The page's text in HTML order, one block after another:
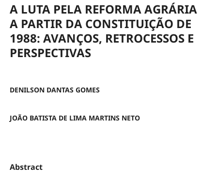
A LUTA PELA REFORMA AGRÁRIA
A PARTIR DA CONSTITUIÇÃO DE
1988: AVANÇOS, RETROCESSOS E
PERSPECTIVAS
DENILSON DANTAS GOMES
JOÃO BATISTA DE LIMA MARTINS NETO
Abstract